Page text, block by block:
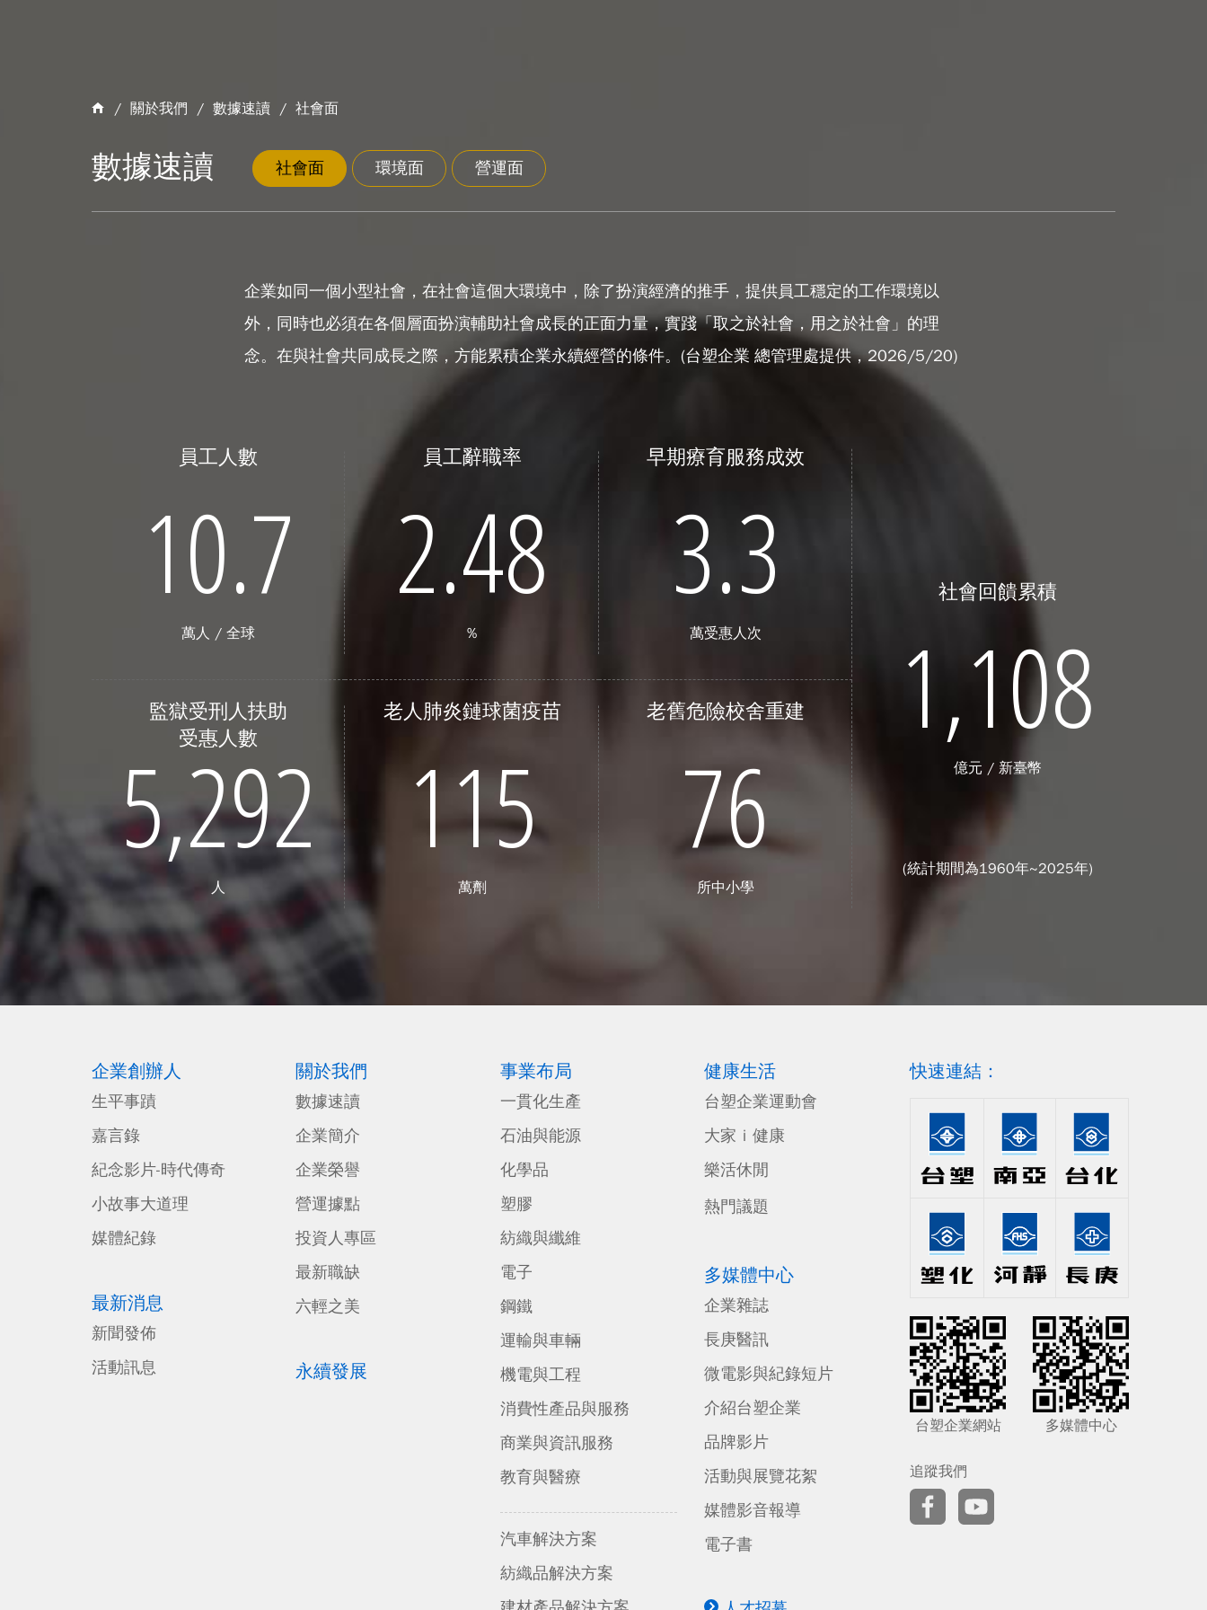
關於我們 數據速讀 社會面
數據速讀 社會面 環境面 營運面
企業如同一個小型社會，在社會這個大環境中，除了扮演經濟的推手，提供員工穩定的工作環境以
外，同時也必須在各個層面扮演輔助社會成長的正面力量，實踐「取之於社會，用之於社會」的理
念。在與社會共同成長之際，方能累積企業永續經營的條件。(台塑企業 總管理處提供，2026/5/20)
員工人數
10.7
萬人 / 全球
員工辭職率
2.48
%
早期療育服務成效
3.3
萬受惠人次
監獄受刑人扶助
受惠人數
5,292
人
老人肺炎鏈球菌疫苗
115
萬劑
老舊危險校舍重建
76
所中小學
社會回饋累積
1,108
億元 / 新臺幣
(統計期間為1960年~2025年)
企業創辦人
生平事蹟
嘉言錄
紀念影片-時代傳奇
小故事大道理
媒體紀錄
最新消息
新聞發佈
活動訊息
關於我們
數據速讀
企業簡介
企業榮譽
營運據點
投資人專區
最新職缺
六輕之美
永續發展
事業布局
一貫化生產
石油與能源
化學品
塑膠
紡織與纖維
電子
鋼鐵
運輸與車輛
機電與工程
消費性產品與服務
商業與資訊服務
教育與醫療
汽車解決方案
紡織品解決方案
健康生活
台塑企業運動會
大家ｉ健康
樂活休閒
熱門議題
多媒體中心
企業雜誌
長庚醫訊
微電影與紀錄短片
介紹台塑企業
品牌影片
活動與展覽花絮
媒體影音報導
電子書
快速連結：
台塑企業網站 多媒體中心
追蹤我們